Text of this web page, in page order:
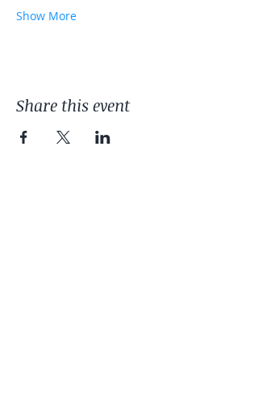
Show More
Share this event